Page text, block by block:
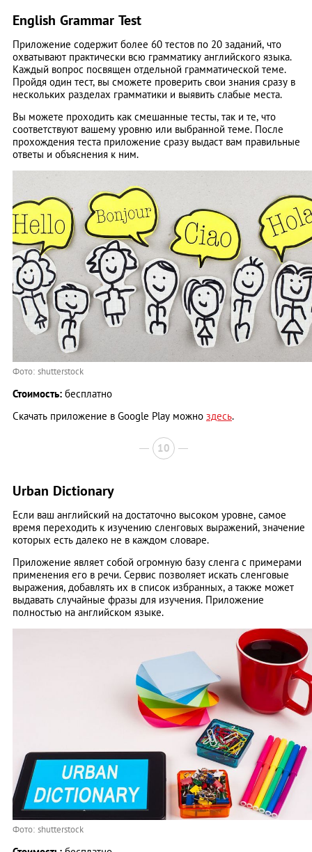
English Grammar Test
Приложение содержит более 60 тестов по 20 заданий, что
охватывают практически всю грамматику английского языка.
Каждый вопрос посвящен отдельной грамматической теме.
Пройдя один тест, вы сможете проверить свои знания сразу в
нескольких разделах грамматики и выявить слабые места.
Вы можете проходить как смешанные тесты, так и те, что
соответствуют вашему уровню или выбранной теме. После
прохождения теста приложение сразу выдаст вам правильные
ответы и объяснения к ним.
Фото: shutterstock
Стоимость: бесплатно
Скачать приложение в Google Play можно здесь.
10
Urban Dictionary
Если ваш английский на достаточно высоком уровне, самое
время переходить к изучению сленговых выражений, значение
которых есть далеко не в каждом словаре.
Приложение являет собой огромную базу сленга с примерами
применения его в речи. Сервис позволяет искать сленговые
выражения, добавлять их в список избранных, а также может
выдавать случайные фразы для изучения. Приложение
полностью на английском языке.
Фото: shutterstock